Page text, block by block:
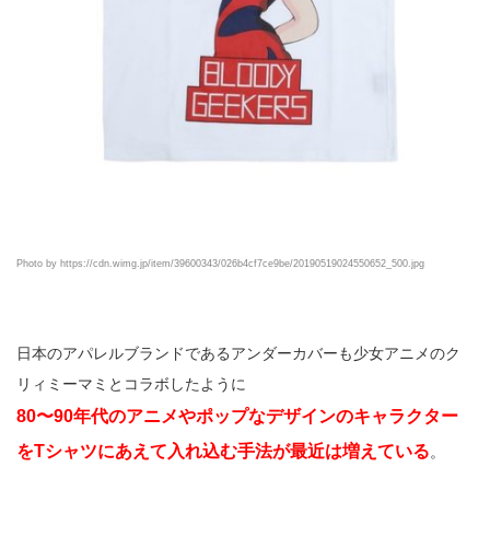
Photo by https://cdn.wimg.jp/item/39600343/026b4cf7ce9be/20190519024550652_500.jpg
日本のアパレルブランドであるアンダーカバーも少女アニメのク
リィミーマミとコラボしたように
80〜90年代のアニメやポップなデザインのキャラクター
をTシャツにあえて入れ込む手法が最近は増えている。